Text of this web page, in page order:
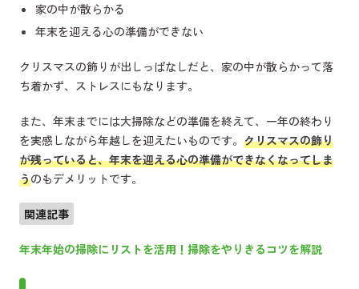
家の中が散らかる
年末を迎える心の準備ができない
クリスマスの飾りが出しっぱなしだと、家の中が散らかって落
ち着かず、ストレスにもなります。
また、年末までには大掃除などの準備を終えて、一年の終わり
を実感しながら年越しを迎えたいものです。 クリスマスの飾り
が残っていると、年末を迎える心の準備ができなくなってしま
うのもデメリットです。
関連記事
年末年始の掃除にリストを活用！掃除をやりきるコツを解説